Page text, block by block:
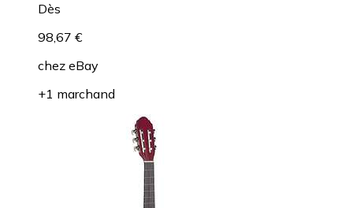
Dès
98,67 €
chez eBay
+1 marchand